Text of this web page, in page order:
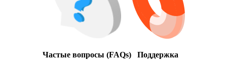
Частые вопросы (FAQs) Поддержка